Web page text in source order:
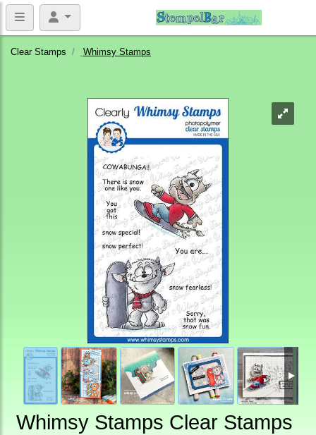
Clear Stamps Whimsy Stamps
Whimsy Stamps Clear Stamps